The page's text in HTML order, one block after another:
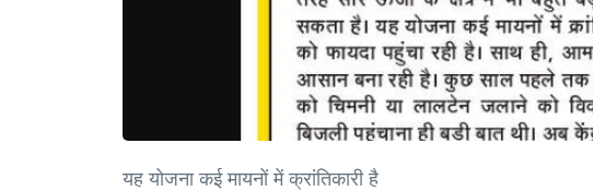
यह योजना कई मायनों में क्रांतिकारी है